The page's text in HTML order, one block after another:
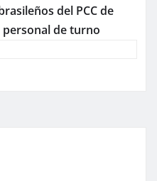
del PCC de
personal de turno